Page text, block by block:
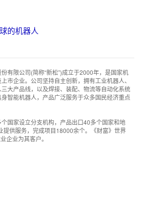
的机器人
有限公司(简称“新松”)成立于2000年，是国家机
市企业。公司坚持自主创新，拥有工业机器人、
大产品线，以及焊接、装配、物流等自动化系统
智能机器人，产品广泛服务于众多国民经济重点
国家设立分支机构，产品出口40多个国家和地
提供服务，完成项目18000余个。《财富》世界
企业为其客户。